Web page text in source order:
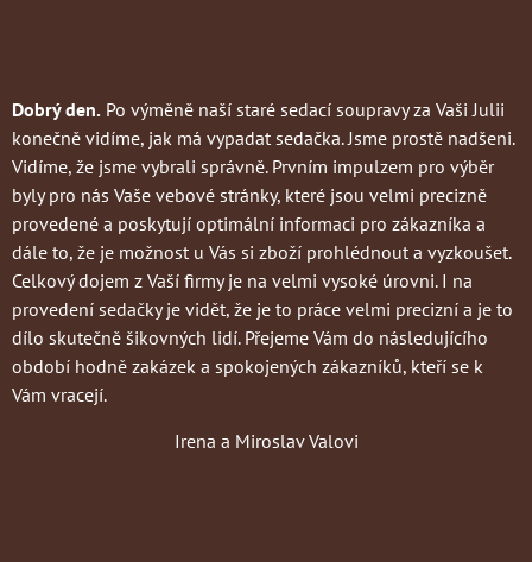
Dobrý den. Po výměně naší staré sedací soupravy za Vaši Julii
konečně vidíme, jak má vypadat sedačka. Jsme prostě nadšeni.
Vidíme, že jsme vybrali správně. Prvním impulzem pro výběr
byly pro nás Vaše vebové stránky, které jsou velmi precizně
provedené a poskytují optimální informaci pro zákazníka a
dále to, že je možnost u Vás si zboží prohlédnout a vyzkoušet.
Celkový dojem z Vaší firmy je na velmi vysoké úrovni. I na
provedení sedačky je vidět, že je to práce velmi precizní a je to
dílo skutečně šikovných lidí. Přejeme Vám do následujícího
období hodně zakázek a spokojených zákazníků, kteří se k
Vám vracejí.
Irena a Miroslav Valovi